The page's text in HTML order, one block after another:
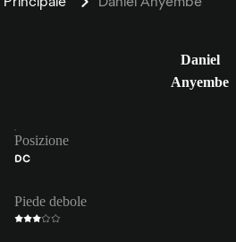
Daniel
Anyembe
Posizione
DC
Piede debole